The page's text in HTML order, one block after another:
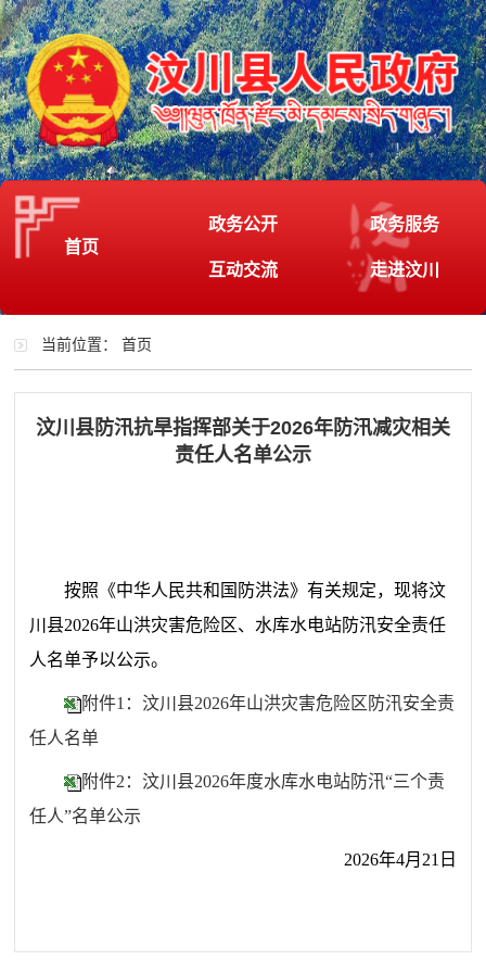
首页
政务公开 政务服务
互动交流 走进汶川
当前位置：首页
汶川县防汛抗旱指挥部关于2026年防汛减灾相关
责任人名单公示
按照《中华人民共和国防洪法》有关规定，现将汶
川县2026年山洪灾害危险区、水库水电站防汛安全责任
人名单予以公示。
附件1：汶川县2026年山洪灾害危险区防汛安全责
任人名单
附件2：汶川县2026年度水库水电站防汛“三个责
任人”名单公示
2026年4月21日